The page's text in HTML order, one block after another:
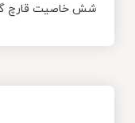
شش خاصیت قارچ